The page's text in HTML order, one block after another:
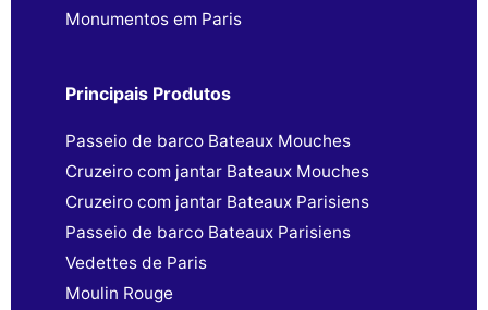
Monumentos em Paris
Principais Produtos
Passeio de barco Bateaux Mouches
Cruzeiro com jantar Bateaux Mouches
Cruzeiro com jantar Bateaux Parisiens
Passeio de barco Bateaux Parisiens
Vedettes de Paris
Moulin Rouge